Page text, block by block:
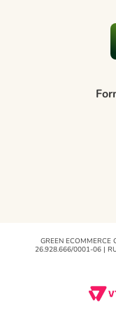
Política de
Regulamento e
GREEN ECOMMERCE
26.928.666/0001-06 |